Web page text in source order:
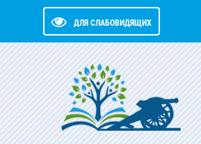
ДЛЯ СЛАБОВИДЯЩИХ